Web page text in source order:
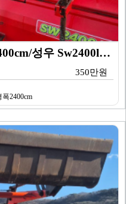
제조사문의/로타리/경폭2400cm/성우 Sw2400lk…
350만원
2400cm